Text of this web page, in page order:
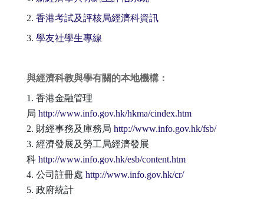
2.香港考試及評核局經濟科資訊
3.學友社學生專線
與經濟科教與學有關的本地機構：
1. 香港金融管理
局http://www.info.gov.hk/hkma/cindex.htm
2. 財經事務及庫務局http://www.info.gov.hk/fsb/
3. 經濟發展及勞工局經濟發展
科http://www.info.gov.hk/esb/content.htm
4. 公司註冊處 http://www.info.gov.hk/cr/
5. 政府統計